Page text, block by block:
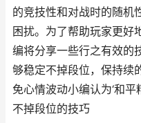
的竞技性和对战时的随机
困扰。为了帮助玩家更好
编将分享一些行之有效的
够稳定不掉段位，保持续
免心情波动小编认为‘和
不掉段位的技巧